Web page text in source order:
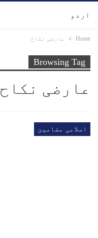
اردو
Home عارضی نکاح
Browsing Tag
عارضی نکاح
اسلامی مضامین